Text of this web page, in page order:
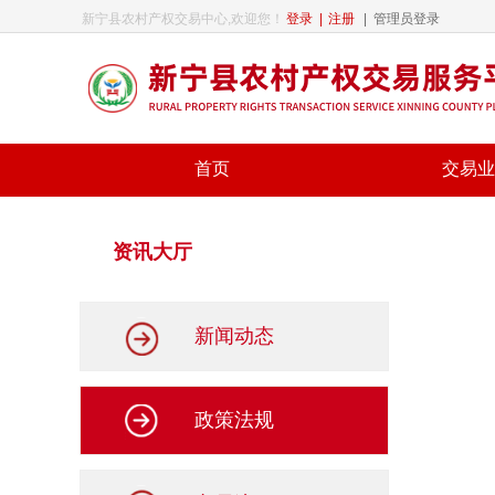
新宁县农村产权交易中心,欢迎您！ 登录 注册 管理员登录
首页 交易
资讯大厅
新闻动态
政策法规